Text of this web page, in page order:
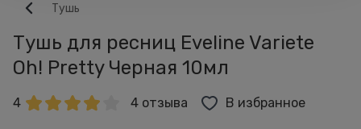
Тушь
Тушь для ресниц Eveline Variete
Oh! Pretty Черная 10мл
4 4 отзыва В избранное